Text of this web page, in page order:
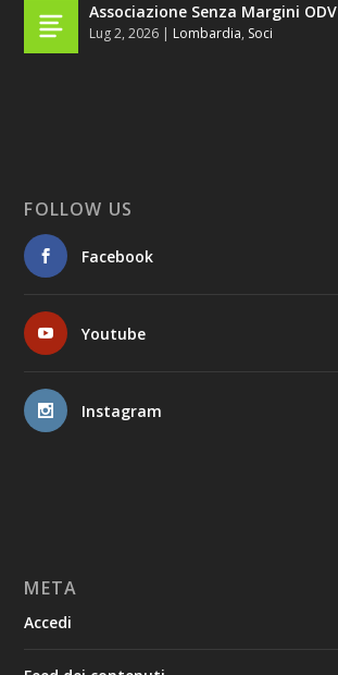
Associazione Senza Margini ODV
Lug 2, 2026 Lombardia, Soci
FOLLOW US
Facebook
Youtube
Instagram
META
Accedi